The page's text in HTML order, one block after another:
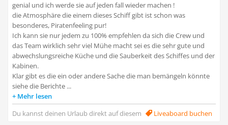
genial und ich werde sie auf jeden fall wieder machen !
die Atmosphäre die einem dieses Schiff gibt ist schon was
besonderes, Piratenfeeling pur!
Ich kann sie nur jedem zu 100% empfehlen da sich die Crew und
das Team wirklich sehr viel Mühe macht sei es die sehr gute und
abwechslungsreiche Küche und die Sauberkeit des Schiffes und der
Kabinen.
Klar gibt es die ein oder andere Sache die man bemängeln könnte
siehe die Berichte ...
Mehr lesen
Du kannst deinen Urlaub direkt auf diesem
Liveaboard buchen